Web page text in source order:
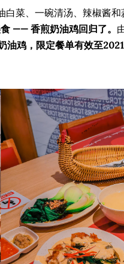
菜、一碗清汤、辣椒酱和
—— 香煎奶油鸡回归了。
鸡，限定餐单有效至2021